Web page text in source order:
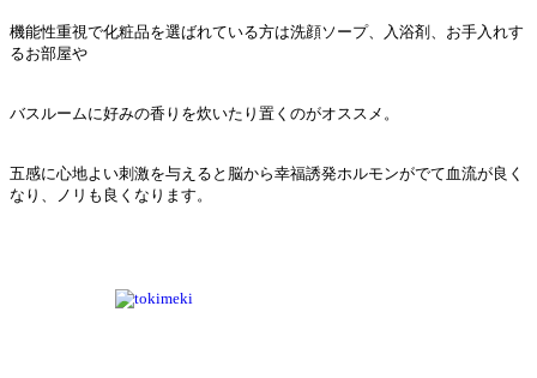
機能性重視で化粧品を選ばれている方は洗顔ソープ、入浴剤、お手入れす
るお部屋や
バスルームに好みの香りを炊いたり置くのがオススメ。
五感に心地よい刺激を与えると脳から幸福誘発ホルモンがでて血流が良く
なり、ノリも良くなります。